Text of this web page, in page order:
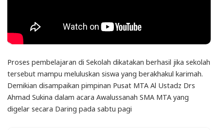
Proses pembelajaran di Sekolah dikatakan berhasil jika sekolah
tersebut mampu meluluskan siswa yang berakhakul karimah.
Demikian disampaikan pimpinan Pusat MTA Al Ustadz Drs
Ahmad Sukina dalam acara Awalussanah SMA MTA yang
digelar secara Daring pada sabtu pagi